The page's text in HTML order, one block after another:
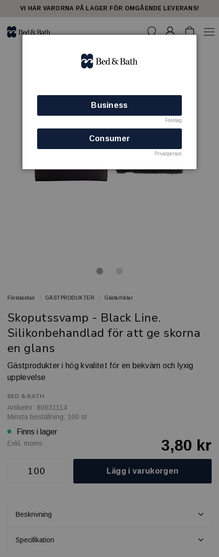
VI HAR VARORNA PÅ LAGER FÖR OMGÅENDE LEVERANS!
Förstasidan GÄSTPRODUKTER Gästartiklar
Skoputssvamp - Black Line.
Silikonbehandlad för att ge skorna
en glans
Gästprodukter i hög kvalitet för en bekväm och lyxig
upplevelse
BED & BATH
Artikelnr: 80031114
Minsta beställning: 100 st
Finns i lager
Exkl. moms: 3,80 kr
Lägg i varukorgen
Beskrivning
Specifikation
Business
Företag
Consumer
Privatperson